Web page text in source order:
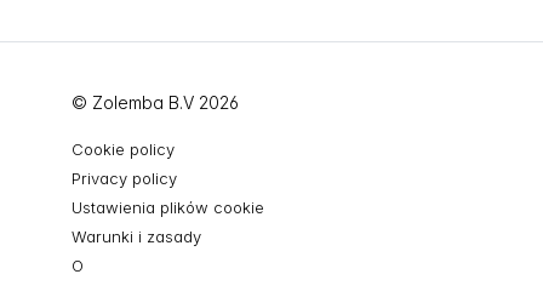
© Zolemba B.V 2026
Cookie policy
Privacy policy
Ustawienia plików cookie
Warunki i zasady
O